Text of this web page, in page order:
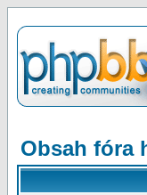
Obsah fóra